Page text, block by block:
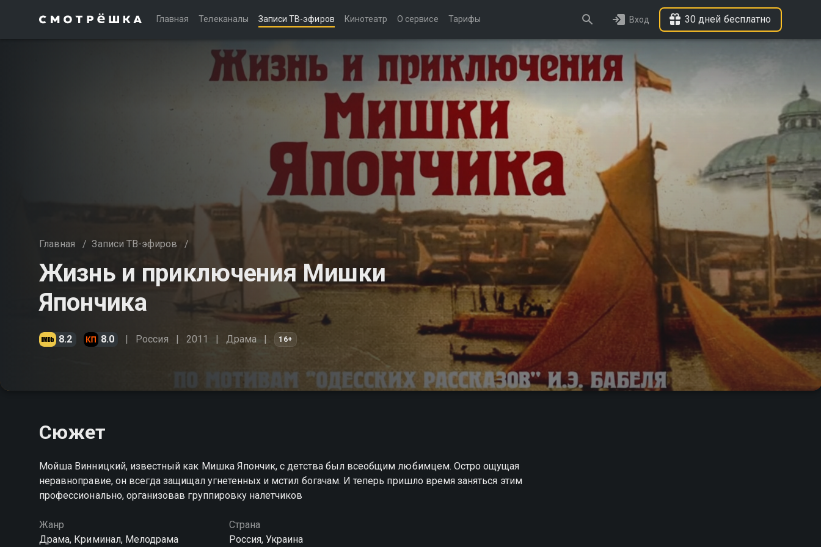
Главная Телеканалы Записи ТВ-эфиров Кинотеатр О сервисе Тарифы Вход 30 дней бесплатно
Главная / Записи ТВ-эфиров /
Жизнь и приключения Мишки
Япончика
8.2 8.0 Россия 2011 Драма 16+
Сюжет
Мойша Винницкий, известный как Мишка Япончик, с детства был всеобщим любимцем. Остро ощущая
неравноправие, он всегда защищал угнетенных и мстил богачам. И теперь пришло время заняться этим
профессионально, организовав группировку налетчиков
Жанр
Драма, Криминал, Мелодрама
Страна
Россия, Украина